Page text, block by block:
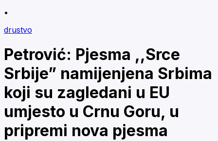
•
drustvo
Petrović: Pjesma ,,Srce
Srbije” namijenjena Srbima
koji su zagledani u EU
umjesto u Crnu Goru, u
pripremi nova pjesma